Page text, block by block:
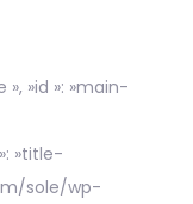
»id »: »main-
»title-
sole/wp-